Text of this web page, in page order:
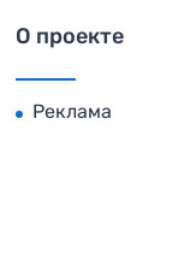
О проекте
Реклама